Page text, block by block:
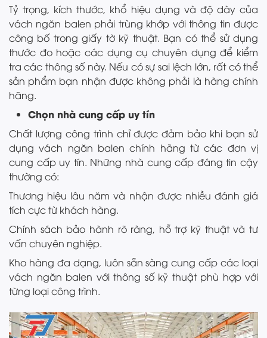
Tỷ trọng, kích thước, khổ hiệu dụng và độ dày của
vách ngăn balen phải trùng khớp với thông tin được
công bố trong giấy tờ kỹ thuật. Bạn có thể sử dụng
thước đo hoặc các dụng cụ chuyên dụng để kiểm
tra các thông số này. Nếu có sự sai lệch lớn, rất có thể
sản phẩm bạn nhận được không phải là hàng chính
hãng.
Chọn nhà cung cấp uy tín
Chất lượng công trình chỉ được đảm bảo khi bạn sử
dụng vách ngăn balen chính hãng từ các đơn vị
cung cấp uy tín. Những nhà cung cấp đáng tin cậy
thường có:
Thương hiệu lâu năm và nhận được nhiều đánh giá
tích cực từ khách hàng.
Chính sách bảo hành rõ ràng, hỗ trợ kỹ thuật và tư
vấn chuyên nghiệp.
Kho hàng đa dạng, luôn sẵn sàng cung cấp các loại
vách ngăn balen với thông số kỹ thuật phù hợp với
từng loại công trình.